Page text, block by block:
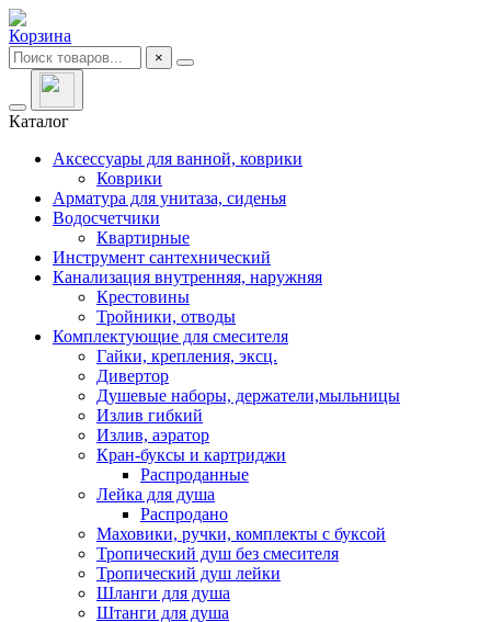
Корзина
×
Каталог
Аксессуары для ванной, коврики
Коврики
Арматура для унитаза, сиденья
Водосчетчики
Квартирные
Инструмент сантехнический
Канализация внутренняя, наружняя
Крестовины
Тройники, отводы
Комплектующие для смесителя
Гайки, крепления, эксц.
Дивертор
Душевые наборы, держатели,мыльницы
Излив гибкий
Излив, аэратор
Кран-буксы и картриджи
Распроданные
Лейка для душа
Распродано
Маховики, ручки, комплекты с буксой
Тропический душ без смесителя
Тропический душ лейки
Шланги для душа
Штанги для душа